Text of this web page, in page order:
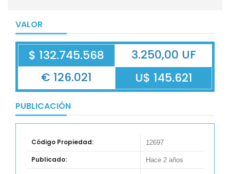
VALOR
$ 132.745.568
3.250,00 UF
€ 126.021
U$ 145.621
PUBLICACIÓN
Código Propiedad: 12697
Publicado: Hace 2 años